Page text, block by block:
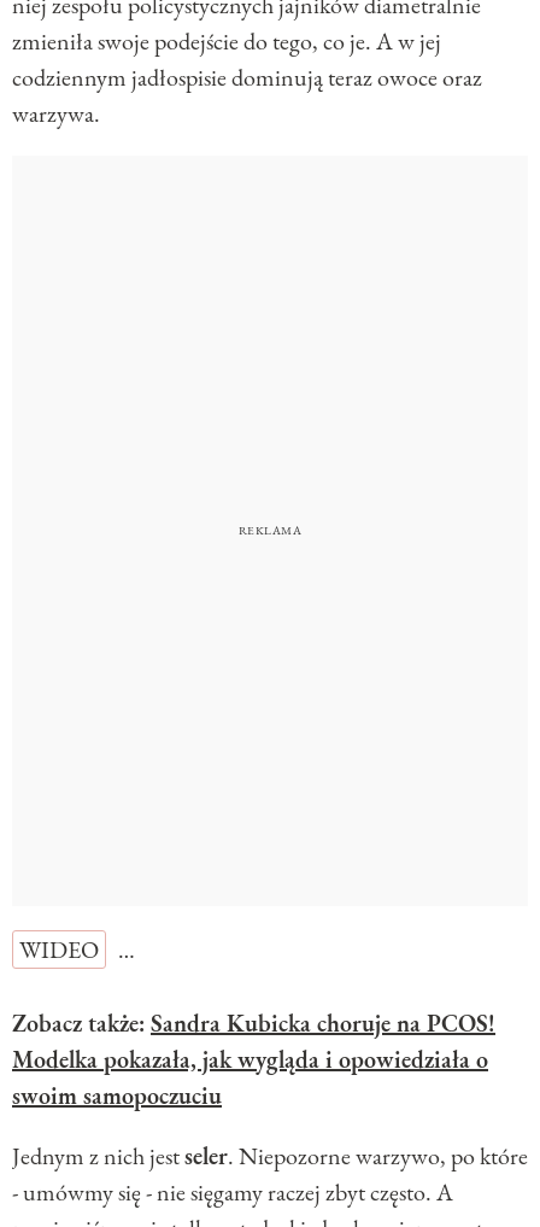
zmieniła swoje podejście do tego, co je. A w jej
codziennym jadłospisie dominują teraz owoce oraz
warzywa.
WIDEO …
Zobacz także: Sandra Kubicka choruje na PCOS!
Modelka pokazała, jak wygląda i opowiedziała o
swoim samopoczuciu
Jednym z nich jestseler. Niepozorne warzywo, po które
- umówmy się - nie sięgamy raczej zbyt często. A